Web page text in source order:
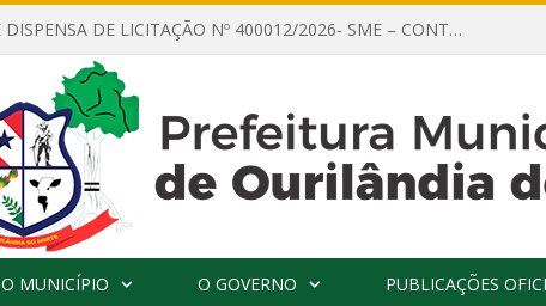
AVISO DE DISPENSA DE LICITAÇÃO Nº 400012/2026- SME – CONTRATAÇÃO DE EMPRESA ESPECIALIZADA PARA LOCAÇÃO DE ÔNIBUS EXECUTIVO COM CAPACIDADE DE 60 (SESSENTA) POLTRONAS, PARA TRANSPORTAR PROFESSORES RESPONSÁVEIS E ALUNOS PARA BRASÍLIA, COM SAÍDA DIA 10/08/2026 E RETORNO DIA 14/08/2026
O MUNICÍPIO O GOVERNO PUBLICAÇÕES